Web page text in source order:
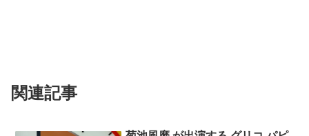
関連記事